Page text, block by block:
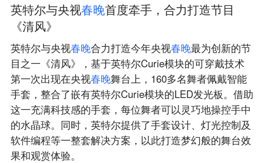
英特尔与央视春晚首度牵手，合力打造节目
《清风》
英特尔与央视春晚合力打造今年央视春晚最为创新的节
目之一《清风》，基于英特尔Curie模块的可穿戴技术
第一次出现在央视春晚舞台上，160多名舞者佩戴智能
手套，整合了嵌有英特尔Curie模块的LED发光板。借助
这一充满科技感的手套，每位舞者可以灵巧地操控手中
的水晶球。同时，英特尔提供了手套设计、灯光控制及
软件编程等一整套解决方案，以此打造梦幻般的舞台效
果和观赏体验。